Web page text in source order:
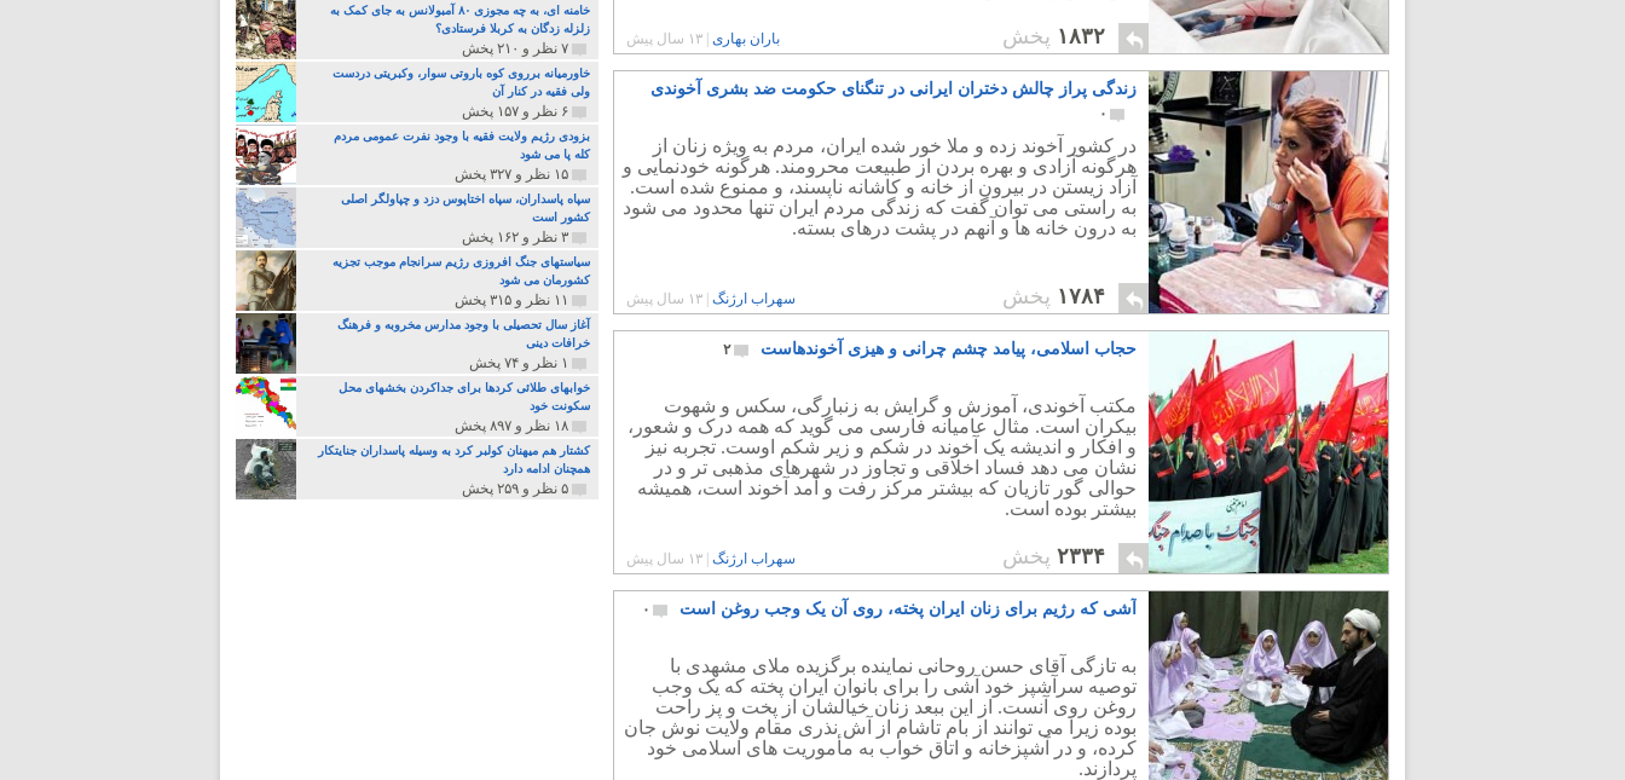
۱۸۳۲ پخش باران بهاری ۱۳ سال پیش
زندگی پراز چالش دختران ایرانی در تنگنای حکومت ضد بشری آخوندی
۰
در کشور آخوند زده و ملا خور شده ایران، مردم به ویژه زنان از
هرگونه آزادی و بهره بردن از طبیعت محرومند. هرگونه خودنمایی و
آزاد زیستن در بیرون از خانه و کاشانه ناپسند، و ممنوع شده است.
به راستی می توان گفت که زندگی مردم ایران تنها محدود می شود
به درون خانه ها و آنهم در پشت درهای بسته.
۱۷۸۴ پخش سهراب ارژنگ ۱۳ سال پیش
حجاب اسلامی، پیامد چشم چرانی و هیزی آخوندهاست ۲
مکتب آخوندی، آموزش و گرایش به زنبارگی، سکس و شهوت
بیکران است. مثال عامیانه فارسی می گوید که همه درک و شعور،
و افکار و اندیشه یک آخوند در شکم و زیر شکم اوست. تجربه نیز
نشان می دهد فساد اخلاقی و تجاوز در شهرهای مذهبی تر و در
حوالی گور تازیان که بیشتر مرکز رفت و آمد آخوند است، همیشه
بیشتر بوده است.
۲۳۳۴ پخش سهراب ارژنگ ۱۳ سال پیش
آشی که رژیم برای زنان ایران پخته، روی آن یک وجب روغن است ۰
به تازگی آقای حسن روحانی نماینده برگزیده ملای مشهدی با
توصیه سرآشپز خود آشی را برای بانوان ایران پخته که یک وجب
روغن روی آنست. از این ببعد زنان خیالشان از پخت و پز راحت
بوده زیرا می توانند از بام تاشام از آش نذری مقام ولایت نوش جان
کرده، و در آشپزخانه و اتاق خواب به مأموریت های اسلامی خود
پردازند.
خامنه ای، به چه مجوزی ۸۰ آمبولانس به جای کمک به
زلزله زدگان به کربلا فرستادی؟
۷ نظر و ۲۱۰ پخش
خاورمیانه برروی کوه باروتی سوار، وکبریتی دردست
ولی فقیه در کنار آن
۶ نظر و ۱۵۷ پخش
بزودی رژیم ولایت فقیه با وجود نفرت عمومی مردم
کله پا می شود
۱۵ نظر و ۳۲۷ پخش
سپاه پاسداران، سپاه اختاپوس دزد و چپاولگر اصلی
کشور است
۳ نظر و ۱۶۲ پخش
سیاستهای جنگ افروزی رژیم سرانجام موجب تجزیه
کشورمان می شود
۱۱ نظر و ۳۱۵ پخش
آغاز سال تحصیلی با وجود مدارس مخروبه و فرهنگ
خرافات دینی
۱ نظر و ۷۴ پخش
خوابهای طلائی کردها برای جداکردن بخشهای محل
سکونت خود
۱۸ نظر و ۸۹۷ پخش
کشتار هم میهنان کولبر کرد به وسیله پاسداران جنایتکار
همچنان ادامه دارد
۵ نظر و ۲۵۹ پخش